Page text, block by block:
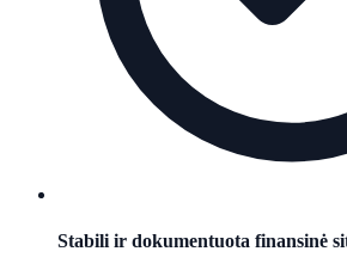
Stabili ir dokumentuota finansinė